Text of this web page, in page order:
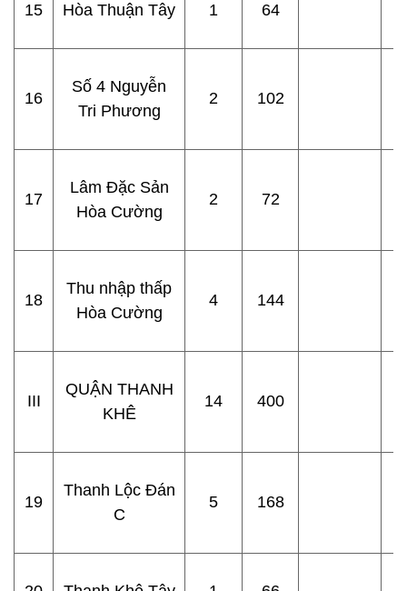
15 Hòa Thuận Tây 1 64
16
Số 4 Nguyễn
Tri Phương
2 102
17
Lâm Đặc Sản
Hòa Cường
2 72
18
Thu nhập thấp
Hòa Cường
4 144
III
QUẬN THANH
KHÊ
14 400
19
Thanh Lộc Đán
C
5 168